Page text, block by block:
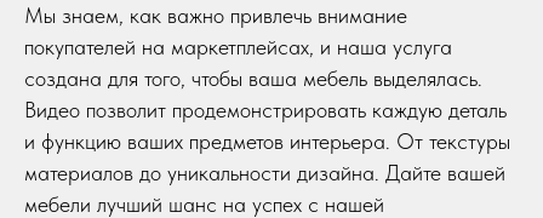
Мы знаем, как важно привлечь внимание
покупателей на маркетплейсах, и наша услуга
создана для того, чтобы ваша мебель выделялась.
Видео позволит продемонстрировать каждую деталь
и функцию ваших предметов интерьера. От текстуры
материалов до уникальности дизайна. Дайте вашей
мебели лучший шанс на успех с нашей